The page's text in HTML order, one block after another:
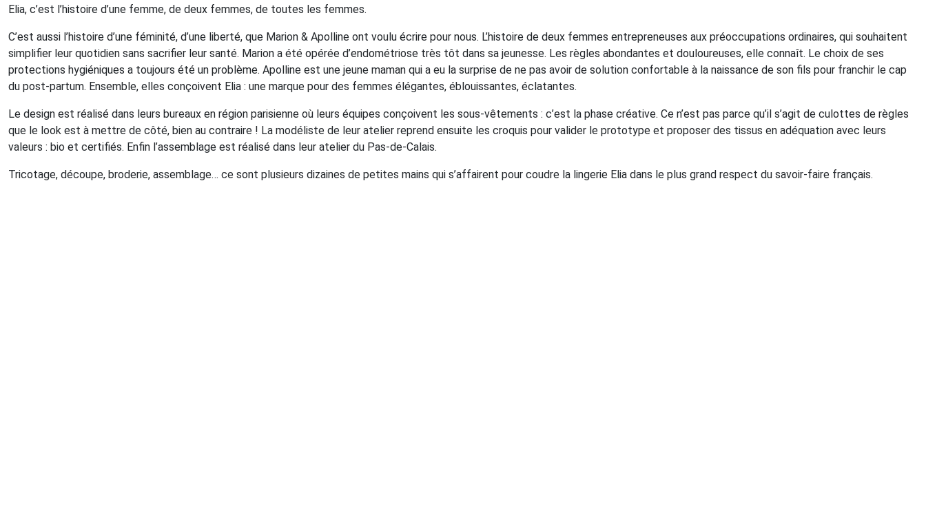
Elia, c’est l’histoire d’une femme, de deux femmes, de toutes les femmes.
C’est aussi l’histoire d’une féminité, d’une liberté, que Marion & Apolline ont voulu écrire pour nous. L’histoire de deux femmes entrepreneuses aux préoccupations ordinaires, qui souhaitent
simplifier leur quotidien sans sacrifier leur santé. Marion a été opérée d’endométriose très tôt dans sa jeunesse. Les règles abondantes et douloureuses, elle connaît. Le choix de ses
protections hygiéniques a toujours été un problème. Apolline est une jeune maman qui a eu la surprise de ne pas avoir de solution confortable à la naissance de son fils pour franchir le cap
du post-partum. Ensemble, elles conçoivent Elia : une marque pour des femmes élégantes, éblouissantes, éclatantes.
Le design est réalisé dans leurs bureaux en région parisienne où leurs équipes conçoivent les sous-vêtements : c’est la phase créative. Ce n’est pas parce qu’il s’agit de culottes de règles
que le look est à mettre de côté, bien au contraire ! La modéliste de leur atelier reprend ensuite les croquis pour valider le prototype et proposer des tissus en adéquation avec leurs
valeurs : bio et certifiés. Enfin l’assemblage est réalisé dans leur atelier du Pas-de-Calais.
Tricotage, découpe, broderie, assemblage… ce sont plusieurs dizaines de petites mains qui s’affairent pour coudre la lingerie Elia dans le plus grand respect du savoir-faire français.